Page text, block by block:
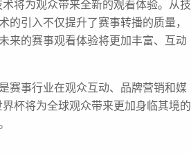
将为观众带来全新的观看体验。从技
引入不仅提升了赛事转播的质量，
来的赛事观看体验将更加丰富、互动
赛事行业在观众互动、品牌营销和媒
杯将为全球观众带来更加身临其境的